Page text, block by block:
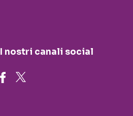
I nostri canali social